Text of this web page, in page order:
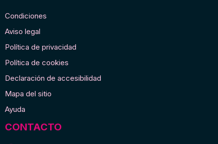
Condiciones
Aviso legal
Política de privacidad
Política de cookies
Declaración de accesibilidad
Mapa del sitio
Ayuda
CONTACTO